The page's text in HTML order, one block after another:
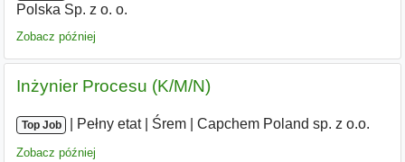
Polska Sp. z o. o.
Zobacz później
Inżynier Procesu (K/M/N)
Top Job Pełny etat| Śrem Capchem Poland sp. z o.o.
Zobacz później